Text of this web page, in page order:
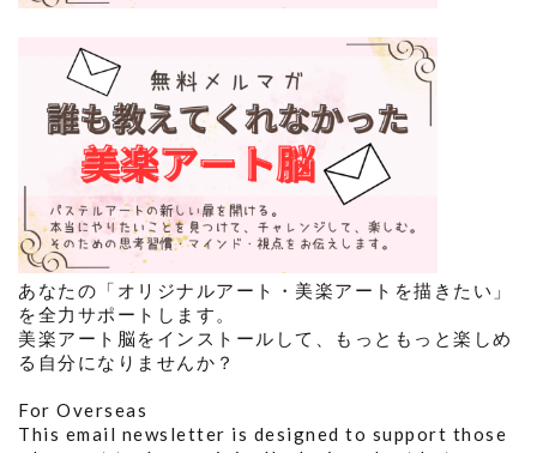
あなたの「オリジナルアート・美楽アートを描きたい」
を全力サポートします。
美楽アート脳をインストールして、もっともっと楽しめ
る自分になりませんか？
For Overseas
This email newsletter is designed to support those